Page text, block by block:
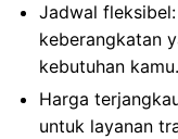
Jadwal
keberangkatan
kebutuhan kamu.
Harga
untuk layanan